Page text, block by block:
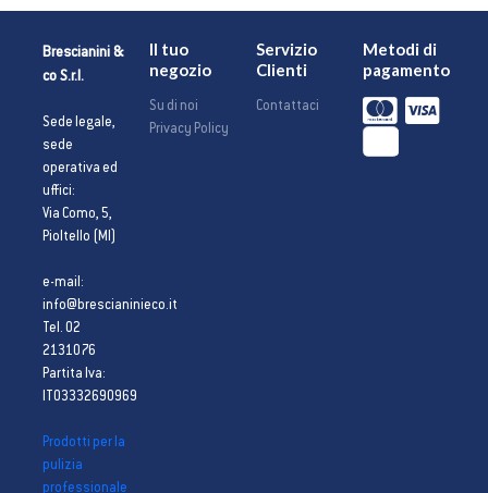
Brescianini &
co S.r.l.
Sede legale,
sede
operativa ed
uffici:
Via Como, 5,
Pioltello (MI)
e-mail:
info@brescianinieco.it
Tel. 02
2131076
Partita Iva:
IT03332690969
Prodotti per la
pulizia
professionale
Il tuo
negozio
Su di noi
Privacy Policy
Servizio
Clienti
Contattaci
Metodi di
pagamento